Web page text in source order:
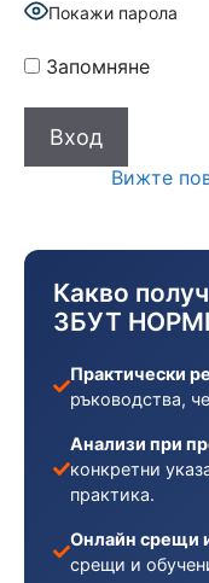
Покажи парола
Запомняне
Вижте
Какво
ЗБУТ
Практически
ръководства,
Анализи при
конкретни
практика.
Онлайн срещи
срещи и